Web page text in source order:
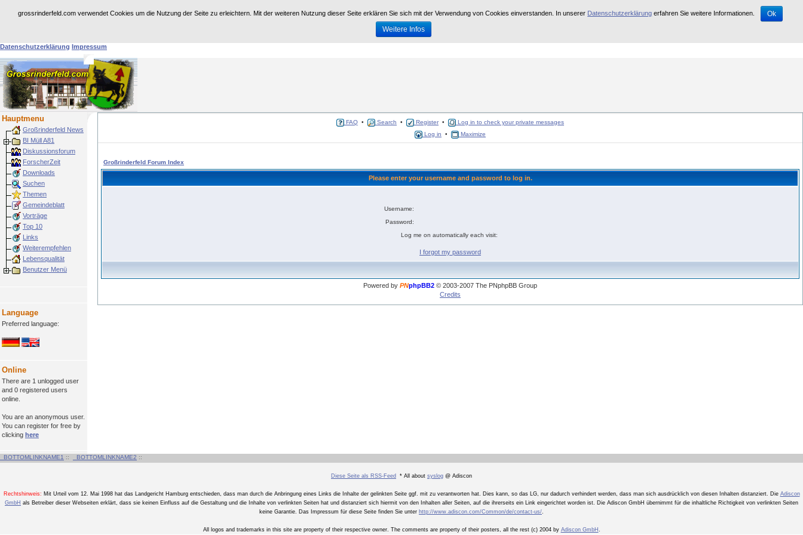
grossrinderfeld.com verwendet Cookies um die Nutzung der Seite zu erleichtern. Mit der weiteren Nutzung dieser Seite erklären Sie sich mit der Verwendung von Cookies einverstanden. In unserer Datenschutzerklärung erfahren Sie weitere Informationen.
Ok
Weitere Infos
. Alle dynamischen Funktionen, Formulare etc auf dieser Seite sind abgeschaltet.
Datenschutzerklärung Impressum
Hauptmenu
Großrinderfeld News
BI Müll A81
Diskussionsforum
ForscherZeit
Downloads
Suchen
Themen
Gemeindeblatt
Vorträge
Top 10
Links
Weiterempfehlen
Lebensqualität
Benutzer Menü
Language
Preferred language:
Online
There are 1 unlogged user
and 0 registered users
online.
You are an anonymous user.
You can register for free by
clicking here
FAQ • Search • Register•
Log in to check your private messages
Log in • Maximize
Großrinderfeld Forum Index
Please enter your username and password to log in.
Username:
Password:
Log me on automatically each visit:
I forgot my password
Powered by PNphpBB2 © 2003-2007 The PNphpBB Group
Credits
_BOTTOMLINKNAME1 :: _BOTTOMLINKNAME2 ::
Diese Seite als RSS-Feed * All about syslog @ Adiscon
Rechtshinweis: Mit Urteil vom 12. Mai 1998 hat das Landgericht Hamburg entschieden, dass man durch die Anbringung eines Links die Inhalte der gelinkten Seite ggf. mit zu verantworten hat. Dies kann, so das LG, nur dadurch verhindert werden, dass man sich ausdrücklich von diesen Inhalten distanziert. Die Adiscon
GmbH als Betreiber dieser Webseiten erklärt, dass sie keinen Einfluss auf die Gestaltung und die Inhalte von verlinkten Seiten hat und distanziert sich hiermit von den Inhalten aller Seiten, auf die ihrerseits ein Link eingerichtet worden ist. Die Adiscon GmbH übernimmt für die inhaltliche Richtigkeit von verlinkten Seiten
keine Garantie. Das Impressum für diese Seite finden Sie unter http://www.adiscon.com/Common/de/contact-us/.
All logos and trademarks in this site are property of their respective owner. The comments are property of their posters, all the rest (c) 2004 by Adiscon GmbH .